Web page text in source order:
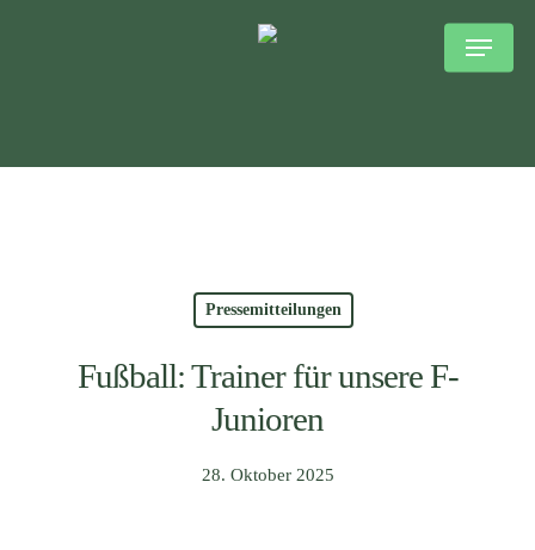
Pressemitteilungen
Fußball: Trainer für unsere F-
Junioren
28. Oktober 2025